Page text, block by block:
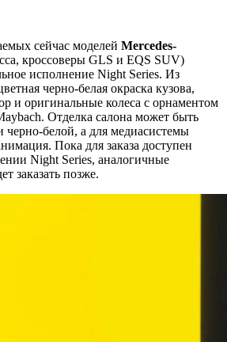
сейчас моделей Mercedes-
кроссоверы GLS и EQS SUV)
исполнение Night Series. Из
черно-белая окраска кузова,
и оригинальные колеса с орнаментом
Отделка салона может быть
белой, а для медиасистемы
Пока для заказа доступен
Night Series, аналогичные
заказать позже.